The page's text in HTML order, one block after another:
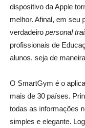
dispositivo da Apple
melhor. Afinal, em seu
verdadeiro personal
profissionais de
alunos, seja de
O SmartGym é o
mais de 30 países.
todas as informações
simples e elegante.